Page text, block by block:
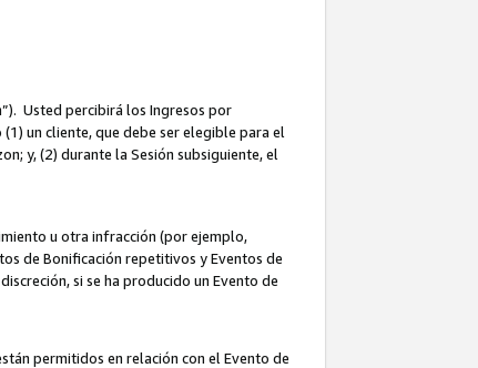
Usted percibirá los Ingresos por
un cliente, que debe ser elegible para el
y, (2) durante la Sesión subsiguiente, el
u otra infracción (por ejemplo,
de Bonificación repetitivos y Eventos de
si se ha producido un Evento de
permitidos en relación con el Evento de